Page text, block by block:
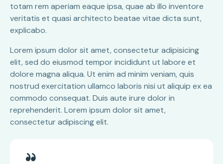
totam rem aperiam eaque ipsa, quae ab illo inventore
veritatis et quasi architecto beatae vitae dicta sunt,
explicabo.
Lorem ipsum dolor sit amet, consectetur adipisicing
elit, sed do eiusmod tempor incididunt ut labore et
dolore magna aliqua. Ut enim ad minim veniam, quis
nostrud exercitation ullamco laboris nisi ut aliquip ex ea
commodo consequat. Duis aute irure dolor in
reprehenderit. Lorem ipsum dolor sit amet,
consectetur adipiscing elit.